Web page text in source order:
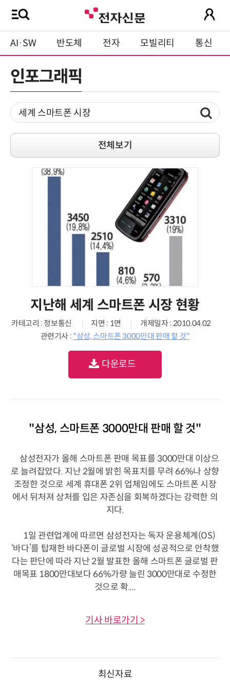
AI·SW 반도체 전자 모빌리티 통신
인포그래픽
전체보기
지난해 세계 스마트폰 시장 현황
카테고리 : 정보통신 지면 : 1면
개제일자 : 2010.04.02
관련기사 : "삼성, 스마트폰 3000만대 판매 할 것"
다운로드
"삼성, 스마트폰 3000만대 판매 할 것"
삼성전자가 올해 스마트폰 판매 목표를 3000만대 이상으
로 늘려잡았다. 지난 2월에 밝힌 목표치를 무려 66%나 상향
조정한 것으로 세계 휴대폰 2위 업체임에도 스마트폰 시장
에서 뒤처져 상처를 입은 자존심을 회복하겠다는 강력한 의
지다.
1일 관련업계에 따르면 삼성전자는 독자 운용체계(OS)
‘바다’를 탑재한 바다폰이 글로벌 시장에 성공적으로 안착했
다는 판단에 따라 지난 2월 발표한 올해 스마트폰 글로벌 판
매목표 1800만대보다 66%가량 늘린 3000만대로 수정한
것으로 확....
기사 바로가기 >
최신자료